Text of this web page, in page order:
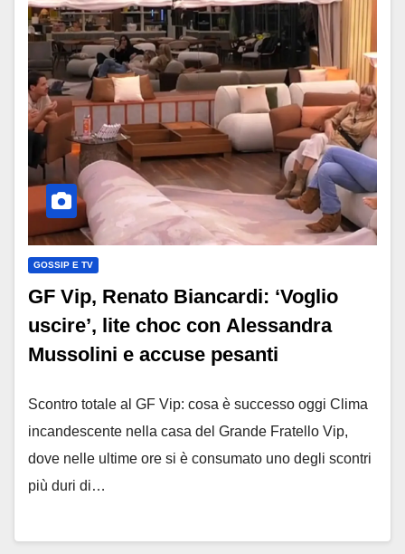
GOSSIP E TV
GF Vip, Renato Biancardi: ‘Voglio
uscire’, lite choc con Alessandra
Mussolini e accuse pesanti
Scontro totale al GF Vip: cosa è successo oggi Clima
incandescente nella casa del Grande Fratello Vip,
dove nelle ultime ore si è consumato uno degli scontri
più duri di…